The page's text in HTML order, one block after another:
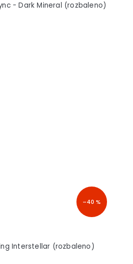
- Dark Mineral (rozbaleno)
–40 %
Interstellar (rozbaleno)